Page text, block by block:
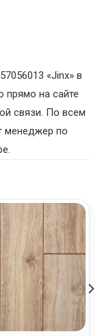
«Jinx» в
прямо на сайте
связи. По всем
менеджер по